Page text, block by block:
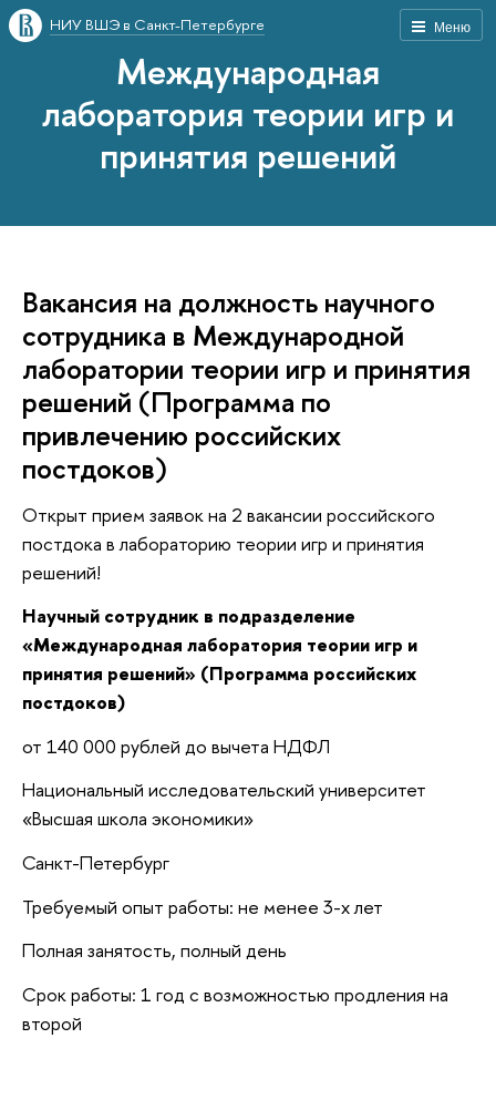
Меню
НИУ ВШЭ в Санкт-Петербурге
Международная
лаборатория теории игр и
принятия решений
Вакансия на должность научного
сотрудника в Международной
лаборатории теории игр и принятия
решений (Программа по
привлечению российских
постдоков)
Открыт прием заявок на 2 вакансии российского
постдока в лабораторию теории игр и принятия
решений!
Научный сотрудник в подразделение
«Международная лаборатория теории игр и
принятия решений» (Программа российских
постдоков)
от 140 000 рублей до вычета НДФЛ
Национальный исследовательский университет
«Высшая школа экономики»
Санкт-Петербург
Требуемый опыт работы: не менее 3-х лет
Полная занятость, полный день
Срок работы: 1 год с возможностью продления на
второй